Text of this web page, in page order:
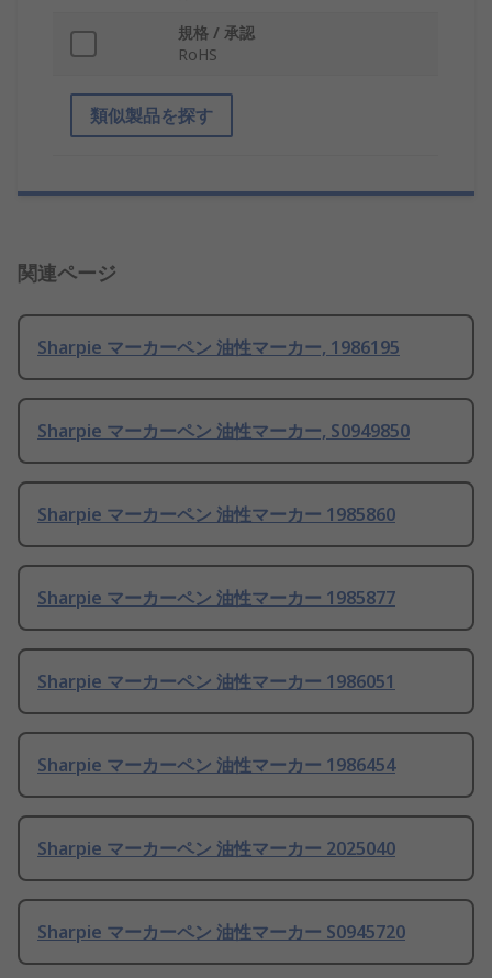
規格 / 承認
RoHS
類似製品を探す
関連ページ
Sharpie マーカーペン 油性マーカー, 1986195
Sharpie マーカーペン 油性マーカー, S0949850
Sharpie マーカーペン 油性マーカー 1985860
Sharpie マーカーペン 油性マーカー 1985877
Sharpie マーカーペン 油性マーカー 1986051
Sharpie マーカーペン 油性マーカー 1986454
Sharpie マーカーペン 油性マーカー 2025040
Sharpie マーカーペン 油性マーカー S0945720